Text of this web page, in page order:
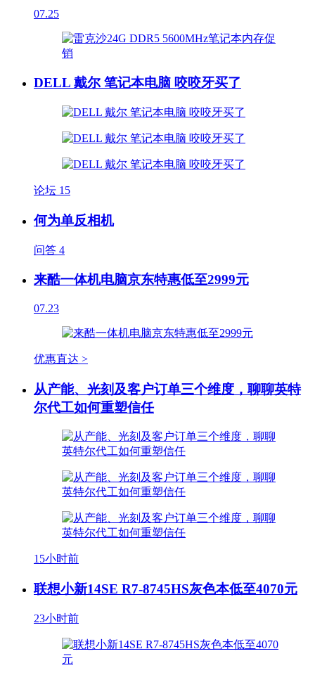
07.25
DELL 戴尔 笔记本电脑 咬咬牙买了
论坛 15
何为单反相机
问答 4
来酷一体机电脑京东特惠低至2999元
07.23
优惠直达 >
从产能、光刻及客户订单三个维度，聊聊英特
尔代工如何重塑信任
15小时前
联想小新14SE R7-8745HS灰色本低至4070元
23小时前